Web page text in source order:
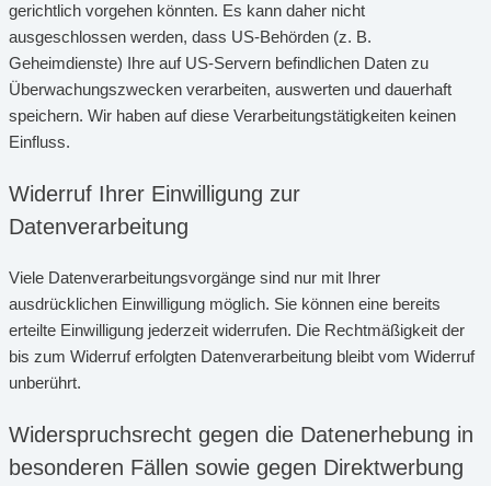
gerichtlich vorgehen könnten. Es kann daher nicht
ausgeschlossen werden, dass US-Behörden (z. B.
Geheimdienste) Ihre auf US-Servern befindlichen Daten zu
Überwachungszwecken verarbeiten, auswerten und dauerhaft
speichern. Wir haben auf diese Verarbeitungstätigkeiten keinen
Einfluss.
Widerruf Ihrer Einwilligung zur
Datenverarbeitung
Viele Datenverarbeitungsvorgänge sind nur mit Ihrer
ausdrücklichen Einwilligung möglich. Sie können eine bereits
erteilte Einwilligung jederzeit widerrufen. Die Rechtmäßigkeit der
bis zum Widerruf erfolgten Datenverarbeitung bleibt vom Widerruf
unberührt.
Widerspruchsrecht gegen die Datenerhebung in
besonderen Fällen sowie gegen Direktwerbung